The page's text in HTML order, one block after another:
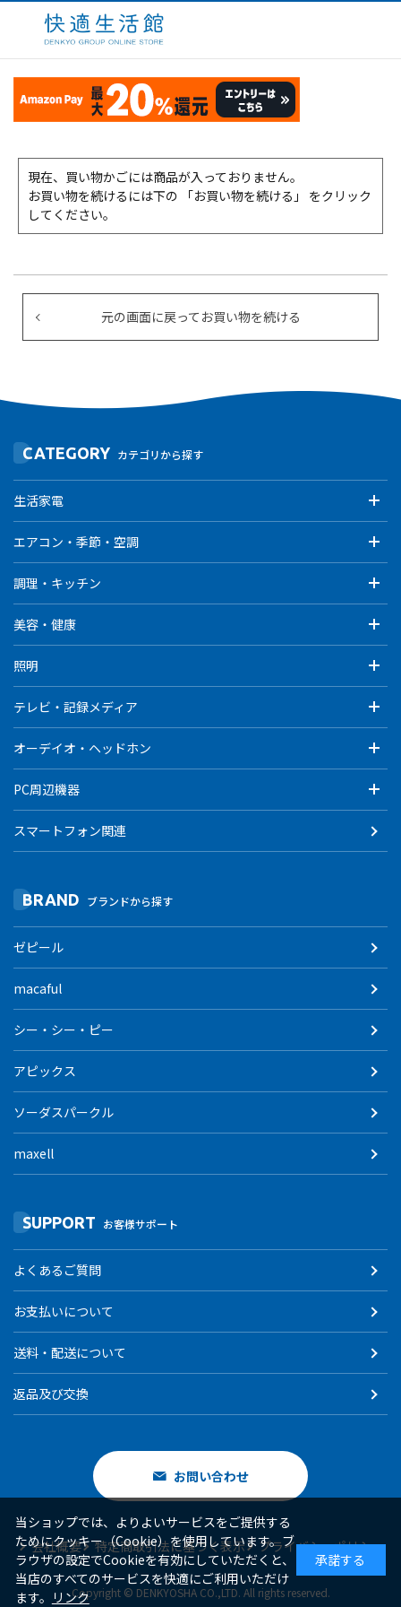
現在、買い物かごには商品が入っておりません。
お買い物を続けるには下の 「お買い物を続ける」 をクリック
してください。
元の画面に戻ってお買い物を続ける
CATEGORY カテゴリから探す
生活家電
エアコン・季節・空調
調理・キッチン
美容・健康
照明
テレビ・記録メディア
オーデイオ・ヘッドホン
PC周辺機器
スマートフォン関連
BRAND ブランドから探す
ゼピール
macaful
シー・シー・ピー
アピックス
ソーダスパークル
maxell
SUPPORT お客様サポート
よくあるご質問
お支払いについて
送料・配送について
返品及び交換
お問い合わせ
会社概要 特定商取引法に基づく表示 プライバシーポリシー
Copyright © DENKYOSHA CO.,LTD. All rights reserved.
当ショップでは、よりよいサービスをご提供する
ためにクッキー（Cookie）を使用しています。ブ
ラウザの設定でCookieを有効にしていただくと、
当店のすべてのサービスを快適にご利用いただけ
ます。 リンク
承諾する